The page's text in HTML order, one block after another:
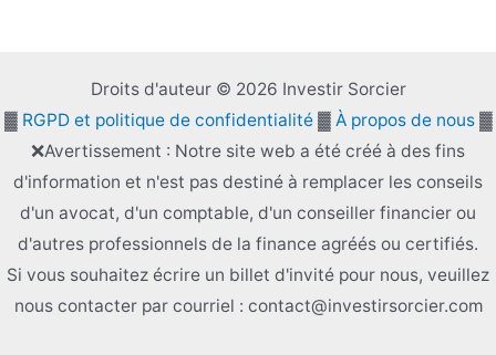
Droits d'auteur © 2026 Investir Sorcier
▓ RGPD et politique de confidentialité▓ À propos de nous▓
❌Avertissement : Notre site web a été créé à des fins
d'information et n'est pas destiné à remplacer les conseils
d'un avocat, d'un comptable, d'un conseiller financier ou
d'autres professionnels de la finance agréés ou certifiés.
Si vous souhaitez écrire un billet d'invité pour nous, veuillez
nous contacter par courriel : contact@investirsorcier.com